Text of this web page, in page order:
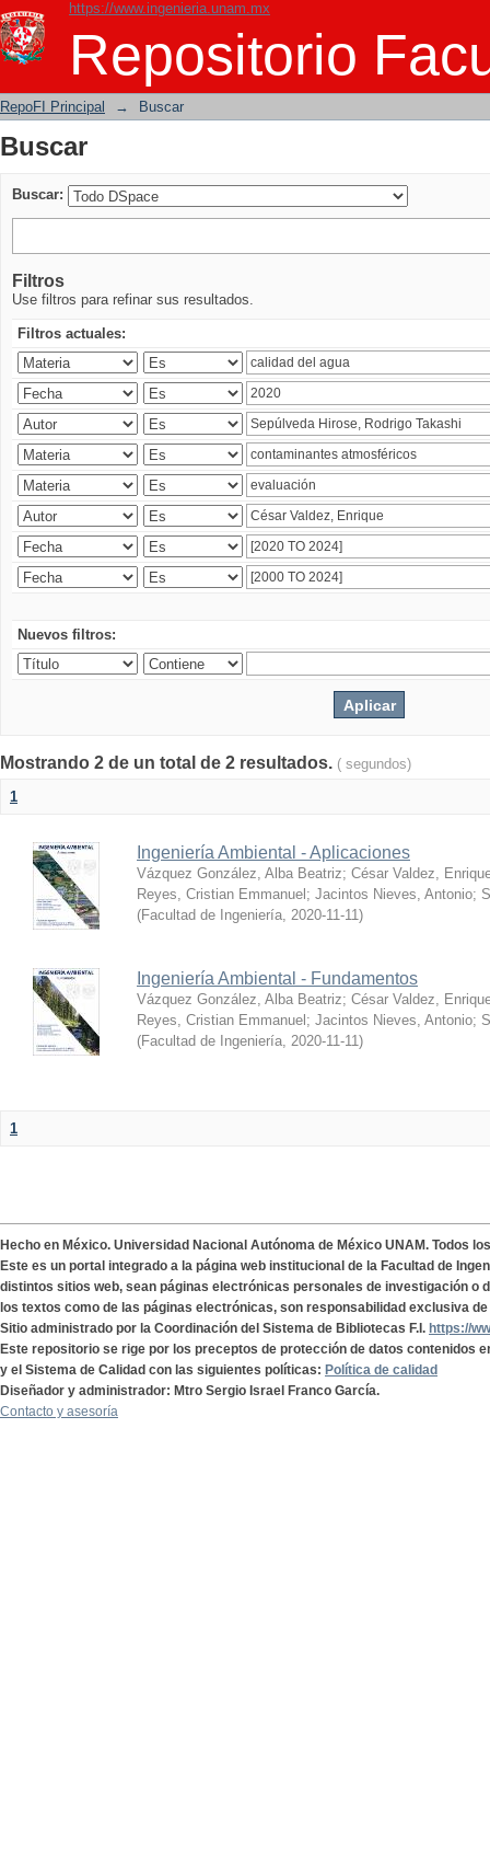
https://www.ingenieria.unam.mx
Repositorio
Buscar
RepoFI Principal → Buscar
Buscar
Buscar:
Filtros
Use filtros para refinar sus resultados.
Filtros actuales:
Nuevos filtros:
Mostrando 2 de un total de 2 resultados. ( segundos)
1
Ingeniería Ambiental - Aplicaciones
Vázquez González, Alba Beatriz; César Valdez,
Reyes, Cristian Emmanuel ; Jacintos Nieves, Antonio;
(Facultad de Ingeniería, 2020-11-11)
Ingeniería Ambiental - Fundamentos
Vázquez González, Alba Beatriz; César Valdez,
Reyes, Cristian Emmanuel ; Jacintos Nieves, Antonio;
(Facultad de Ingeniería, 2020-11-11)
1
Hecho en México. Universidad Nacional Autónoma de México UNAM. Todos
Este es un portal integrado a la página web institucional de la Facultad de
distintos sitios web, sean páginas electrónicas personales de investigación o
los textos como de las páginas electrónicas, son responsabilidad exclusiva
Sitio administrado por la Coordinación del Sistema de Bibliotecas F.I. https://
Este repositorio se rige por los preceptos de protección de datos contenidos
y el Sistema de Calidad con las siguientes políticas: Política de calidad
Diseñador y administrador: Mtro Sergio Israel Franco García.
Contacto y asesoría